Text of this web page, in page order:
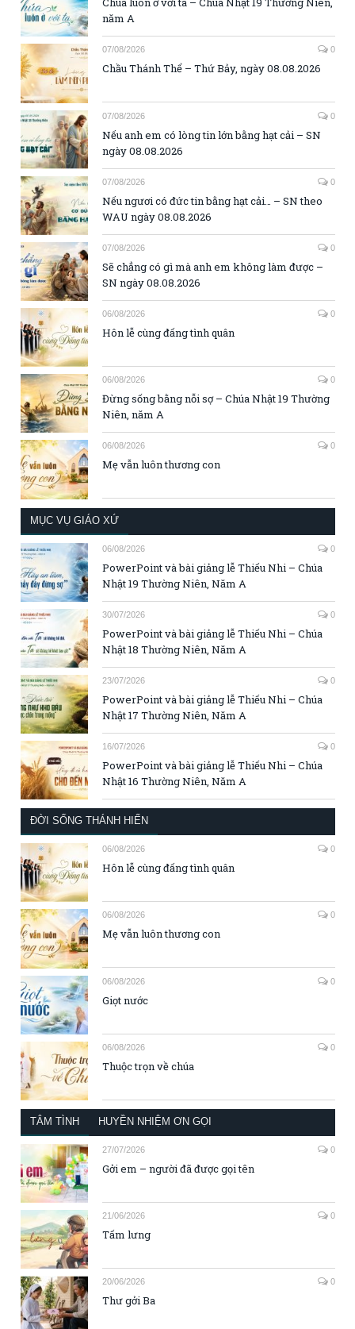
năm A
07/08/2026 0
Chầu Thánh Thể – Thứ Bảy, ngày 08.08.2026
07/08/2026 0
Nếu anh em có lòng tin lớn bằng hạt cải – SN
ngày 08.08.2026
07/08/2026 0
Nếu ngươi có đức tin bằng hạt cải… – SN theo
WAU ngày 08.08.2026
07/08/2026 0
Sẽ chẳng có gì mà anh em không làm được –
SN ngày 08.08.2026
06/08/2026 0
Hôn lễ cùng đấng tình quân
06/08/2026 0
Đừng sống bằng nỗi sợ – Chúa Nhật 19 Thường
Niên, năm A
06/08/2026 0
Mẹ vẫn luôn thương con
MỤC VỤ GIÁO XỨ
06/08/2026 0
PowerPoint và bài giảng lễ Thiếu Nhi – Chúa
Nhật 19 Thường Niên, Năm A
30/07/2026 0
PowerPoint và bài giảng lễ Thiếu Nhi – Chúa
Nhật 18 Thường Niên, Năm A
23/07/2026 0
PowerPoint và bài giảng lễ Thiếu Nhi – Chúa
Nhật 17 Thường Niên, Năm A
16/07/2026 0
PowerPoint và bài giảng lễ Thiếu Nhi – Chúa
Nhật 16 Thường Niên, Năm A
ĐỜI SỐNG THÁNH HIẾN
06/08/2026 0
Hôn lễ cùng đấng tình quân
06/08/2026 0
Mẹ vẫn luôn thương con
06/08/2026 0
Giọt nước
06/08/2026 0
Thuộc trọn về chúa
TÂM TÌNH HUYỀN NHIỆM ƠN GỌI
27/07/2026 0
Gởi em – người đã được gọi tên
21/06/2026 0
Tấm lưng
20/06/2026 0
Thư gởi Ba